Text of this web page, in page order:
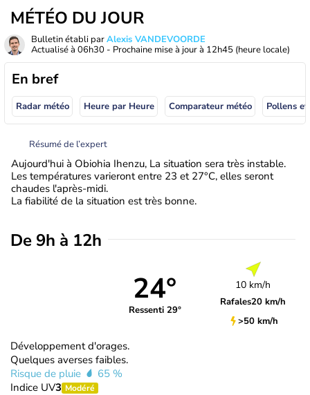
MÉTÉO DU JOUR
Bulletin établi parAlexis VANDEVOORDE
Actualisé à 06h30 - Prochaine mise à jour à 12h45 (heure locale)
En bref
Radar météo Heure par Heure Comparateur météo Pollens
Résumé de l’expert
Aujourd'hui à Obiohia Ihenzu, La situation sera très instable.
Les températures varieront entre 23 et 27°C, elles seront
chaudes l'après-midi.
La fiabilité de la situation est très bonne.
De 9h à 12h
24°
Ressenti 29°
10 km/h
Rafales20 km/h
>50 km/h
Développement d'orages.
Quelques averses faibles.
Risque de pluie
65 %
Indice UV3 Modéré